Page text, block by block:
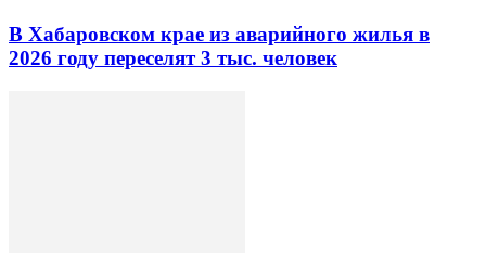
В Хабаровском крае из аварийного жилья в
2026 году переселят 3 тыс. человек